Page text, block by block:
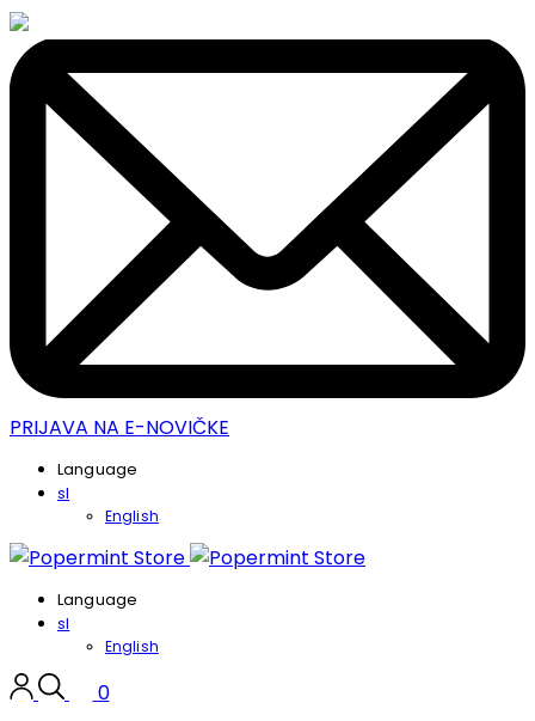
PRIJAVA NA E-NOVIČKE
Language
sl
English
Language
sl
English
0